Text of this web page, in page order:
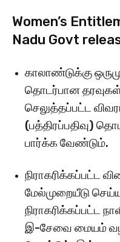
Women’s
Nadu Govt
காலாண்டுக்கு
தொடர்பான
செலுத்தப்பட்ட
(பத்திரப்பதிவு)
பார்க்க வேண்டும்.
நிராகரிக்கப்பட்ட
மேல்முறையீடு
நிராகரிக்கப்பட்ட
இ-சேவை மையம்